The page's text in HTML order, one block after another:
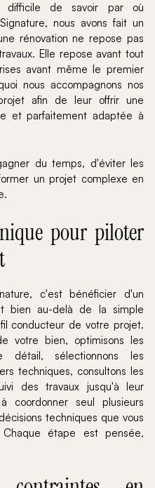
difficile de savoir par où
nous avons fait un
rénovation ne repose pas
Elle repose avant tout
avant même le premier
nous accompagnons nos
afin de leur offrir une
et parfaitement adaptée à
du temps, d'éviter les
un projet complexe en
pour piloter
c'est bénéficier d'un
bien au-delà de la simple
conducteur de votre projet.
votre bien, optimisons les
détail, sélectionnons les
techniques, consultons les
des travaux jusqu'à leur
coordonner seul plusieurs
techniques que vous
étape est pensée,